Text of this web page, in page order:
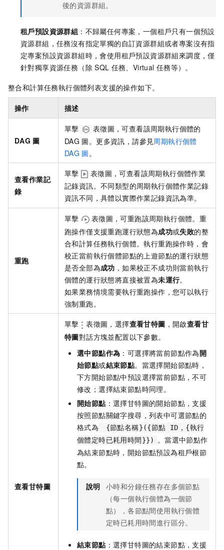
後的資源群組。
租戶預設資源群組 ：不歸屬任何專案，一個租戶只有一個預設
資源群組，任務沒有指定單獨的自訂資源群組或者專案沒有指
定專案預設資源群組時，會使用租戶預設資源群組來調度 ，僅
針對獨享資源任務（除 SQL 任務、Virtual 任務等） 。
整合和計算任務執行個體列表支援的操作如下。
操作 描述
DAG 圖
單擊
表徵圖，可查看該周期執行個體的
DAG 圖。更多資訊，請參見周期執行個體
DAG 圖 。
查看作業記
錄
單擊
表徵圖，可查看該周期執行個體作業
記錄資訊。不同類型的周期執行個體作業記錄
資訊不同，具體以實際作業記錄資訊為準。
重跑
單擊
表徵圖，可重跑該周期執行個體。重
跑操作僅支援重跑運行狀態為成功或失敗的整
合和計算任務執行個體。執行重跑操作時，會
校正當前執行個體節點的上遊節點的運行狀態
是否全部為成功 ，如果校正不成功則當前執行
個體的運行狀態將直接被置為未運行。
如果業務情境需要執行重跑操作，您可以執行
強制重跑。
查看甘特圖
單擊 表徵圖，選擇查看甘特圖 ，開啟查看甘
特圖對話方塊並配置以下參數。
選中節點作為 ：可選擇將當前節點作為開
始節點或結束節點。當選擇開始節點時，
下方開始節點中預設選擇當前節點，不可
修改；選擇結束節點時同理。
開始節點 ：選擇甘特圖的開始節點，支援
按照節點關鍵字搜尋，列表中可選節點的
格式為
{節點名稱}({節點 ID，{執行
個體定時已耗用時間}})
。當選中節點作
為結束節點時，開始節點預設為租戶根節
點。
說明 小時和分鐘任務存在多個節點
（每一個執行個體為一個節
點），各節點間使用執行個體
定時已耗用時間進行區分。
結束節點 ：選擇甘特圖的結束節點，支援